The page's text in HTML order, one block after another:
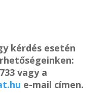
kérdés esetén
vagy a
e-mail címen.